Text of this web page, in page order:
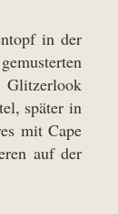
in der
Glitzerlook
später in
mit Cape
auf der